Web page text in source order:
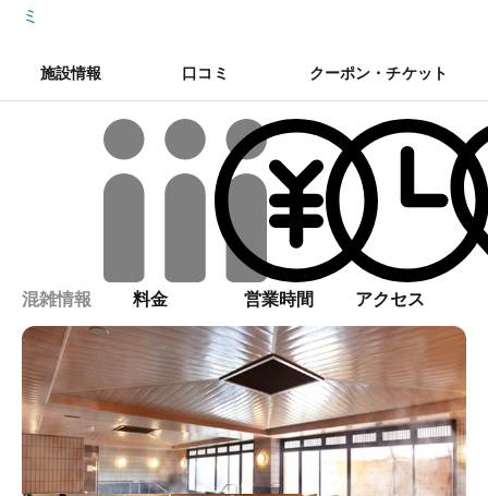
ミ
施設情報 口コミ クーポン・チケット
混雑情報 料金 営業時間 アクセス